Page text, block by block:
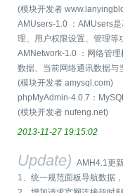
(模块开发者
AMUsers-1.0 ：AMUsers
理、用户权限设置、管理等
AMNetwork-1.0 ：网络管
数据、当前网络通讯数据与
(模块开发者 amysql.com)
phpMyAdmin-4.0.7：
(模块开发者 nufeng.net)
2013-11-27 19:15:02
Update) AMH4.1更
1、统一规范面板导航数据